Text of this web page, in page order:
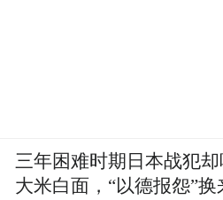
三年困难时期日本战犯
大米白面，“以德报怨”换